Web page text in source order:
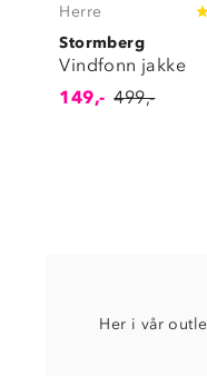
Herre
Stormberg
Vindfonn jakke
149,- 499,-
Her i vår